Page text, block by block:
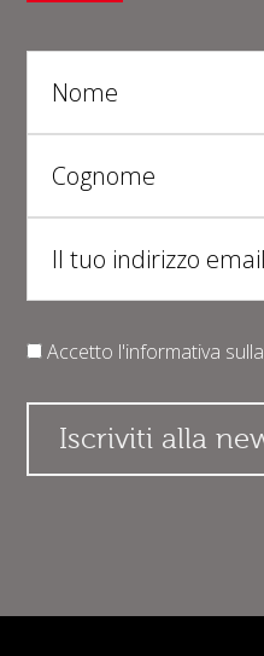
Accetto l'informativa sulla